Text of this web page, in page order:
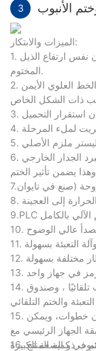
3 الأنبوب
الميزات والابتكار:
1. اعتماد كرات الصولجان الأنبوبية الزنبركية لضمان نفس ارتفاع الذيل
المختوم.
2. استخدام أنظمة الألوان الصحيحة التلقائية لضمان الخط العلوي الأيمن
6. الهواء الساخن داخل الأنبوب مغلق، الماء البارد يبرد الجدار الخارجي
14. هل لديك ضبط تلقائي للأنابيب ، وتطهير الأنابيب تلقائيًا ، وصندوق
15. يمكن أن تكون السرعة عبارة عن تحويل تردد بدون خطوات، ويمكن
الجهاز الرئيسي مع